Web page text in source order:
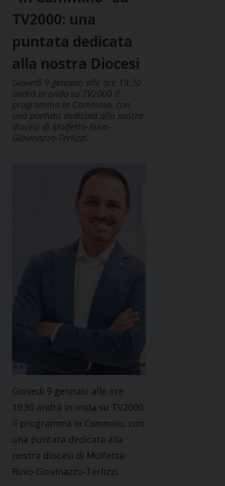
TV2000: una
puntata dedicata
alla nostra Diocesi
Giovedì 9 gennaio alle ore 19:30
andrà in onda su TV2000 il
programma In Cammino, con
una puntata dedicata alla nostra
diocesi di Molfetta-Ruvo-
Giovinazzo-Terlizzi.
Giovedì 9 gennaio alle ore
19:30 andrà in onda su TV2000
il programma In Cammino, con
una puntata dedicata alla
nostra diocesi di Molfetta-
Ruvo-Giovinazzo-Terlizzi.